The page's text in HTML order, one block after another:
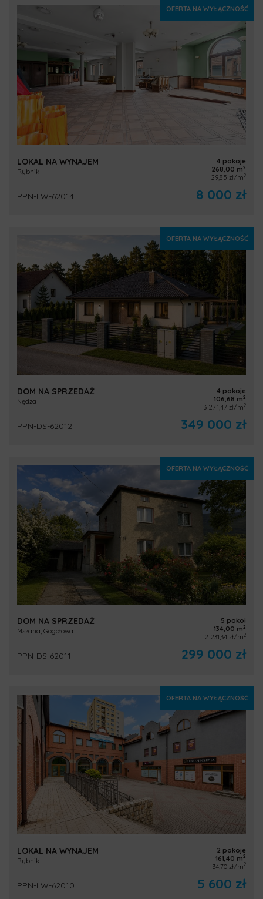
OFERTA NA WYŁĄCZNOŚĆ
LOKAL NA WYNAJEM
Rybnik
4 pokoje
268,00 m2
29,85 zł/m2
PPN-LW-62014 8 000 zł
OFERTA NA WYŁĄCZNOŚĆ
DOM NA SPRZEDAŻ
Nędza
4 pokoje
106,68 m2
3 271,47 zł/m 2
PPN-DS-62012 349 000 zł
OFERTA NA WYŁĄCZNOŚĆ
DOM NA SPRZEDAŻ
Mszana, Gogołowa
5 pokoi
134,00 m2
2 231,34 zł/m 2
PPN-DS-62011 299 000 zł
OFERTA NA WYŁĄCZNOŚĆ
LOKAL NA WYNAJEM
Rybnik
2 pokoje
161,40 m2
34,70 zł/m2
PPN-LW-62010 5 600 zł